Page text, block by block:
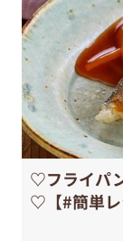
♡フライパ
♡【#簡単レ